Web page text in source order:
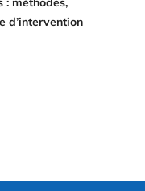
d’intervention